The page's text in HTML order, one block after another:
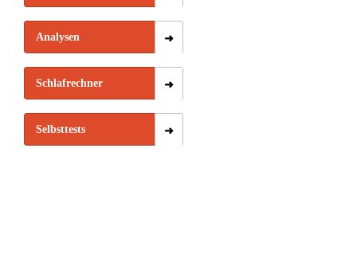
Analysen
Schlafrechner
Selbsttests